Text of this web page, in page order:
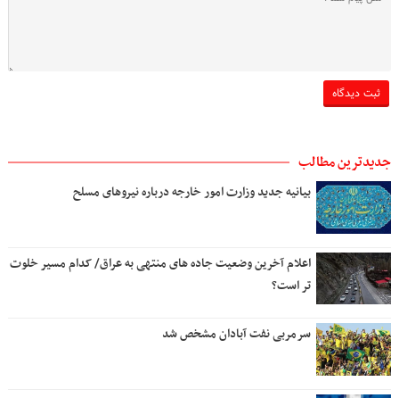
جدیدترین مطالب
بیانیه جدید وزارت امور خارجه درباره نیروهای مسلح
اعلام آخرین وضعیت جاده های منتهی به عراق/ کدام مسیر خلوت
تر است؟
سرمربی نفت آبادان مشخص شد